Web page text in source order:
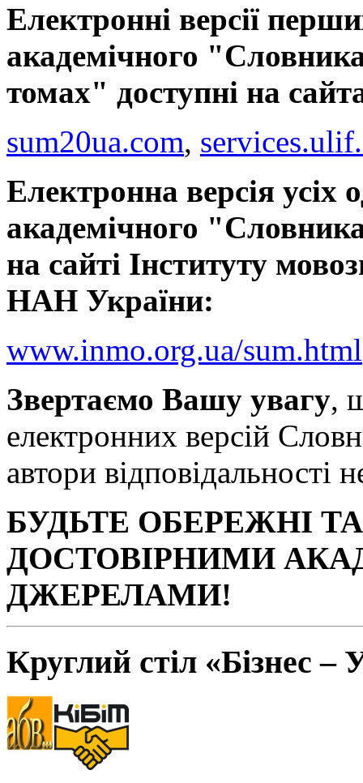
Електронні версії
академічного
томах" доступні на
sum20ua.com,
Електронна версія усіх
академічного
на сайті Інституту
НАН України:
www.inmo.org.ua/sum.html
Звертаємо Вашу увагу,
електронних версій
автори відповідальності
БУДЬТЕ ОБЕРЕЖНІ
ДОСТОВІРНИМИ
ДЖЕРЕЛАМИ!
Круглий стіл «Бізнес –